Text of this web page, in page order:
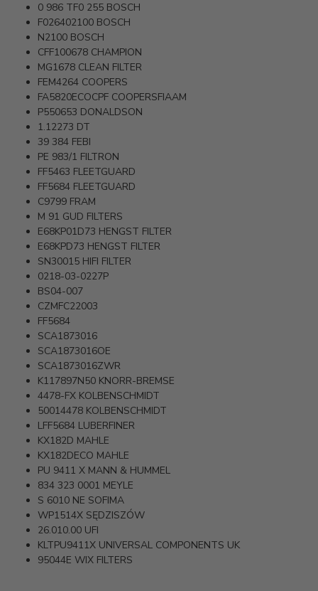
0 986 TF0 255 BOSCH
F026402100 BOSCH
N2100 BOSCH
CFF100678 CHAMPION
MG1678 CLEAN FILTER
FEM4264 COOPERS
FA5820ECOCPF COOPERSFIAAM
P550653 DONALDSON
1.12273 DT
39 384 FEBI
PE 983/1 FILTRON
FF5463 FLEETGUARD
FF5684 FLEETGUARD
C9799 FRAM
M 91 GUD FILTERS
E68KP01D73 HENGST FILTER
E68KPD73 HENGST FILTER
SN30015 HIFI FILTER
0218-03-0227P
BS04-007
CZMFC22003
FF5684
SCA1873016
SCA1873016OE
SCA1873016ZWR
K117897N50 KNORR-BREMSE
4478-FX KOLBENSCHMIDT
50014478 KOLBENSCHMIDT
LFF5684 LUBERFINER
KX182D MAHLE
KX182DECO MAHLE
PU 9411 X MANN & HUMMEL
834 323 0001 MEYLE
S 6010 NE SOFIMA
WP1514X SĘDZISZÓW
26.010.00 UFI
KLTPU9411X UNIVERSAL COMPONENTS UK
95044E WIX FILTERS